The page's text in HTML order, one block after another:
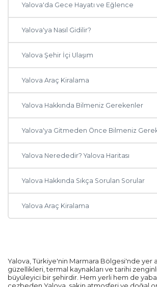
Yalova'da Gece Hayatı ve Eğlence
Yalova'ya Nasıl Gidilir?
Yalova Şehir İçi Ulaşım
Yalova Araç Kiralama
Yalova Hakkında Bilmeniz Gerekenler
Yalova'ya Gitmeden Önce Bilmeniz
Yalova Nerededir? Yalova Haritası
Yalova Hakkında Sıkça Sorulan Sorular
Yalova Araç Kiralama
Yalova, Türkiye'nin Marmara Bölgesi'nde yer
güzellikleri, termal kaynakları ve tarihi
büyüleyici bir şehirdir. Hem yerli hem de